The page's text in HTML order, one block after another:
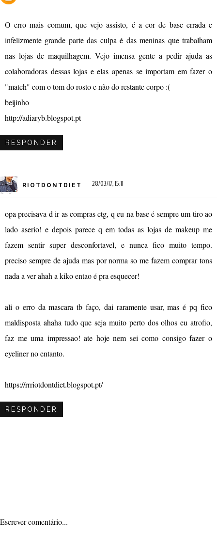
O erro mais comum, que vejo assisto, é a cor de base errada e
infelizmente grande parte das culpa é das meninas que trabalham
nas lojas de maquilhagem. Vejo imensa gente a pedir ajuda as
colaboradoras dessas lojas e elas apenas se importam em fazer o
"match" com o tom do rosto e não do restante corpo :(
beijinho
http://adiaryb.blogspot.pt
RESPONDER
RIOTDONTDIET 28/03/17, 15:11
opa precisava d ir as compras ctg, q eu na base é sempre um tiro ao
lado aserio! e depois parece q em todas as lojas de makeup me
fazem sentir super desconfortavel, e nunca fico muito tempo.
preciso sempre de ajuda mas por norma so me fazem comprar tons
nada a ver ahah a kiko entao é pra esquecer!
ali o erro da mascara tb faço, dai raramente usar, mas é pq fico
maldisposta ahaha tudo que seja muito perto dos olhos eu atrofio,
faz me uma impressao! ate hoje nem sei como consigo fazer o
eyeliner no entanto.
https://rrriotdontdiet.blogspot.pt/
RESPONDER
Escrever comentário...